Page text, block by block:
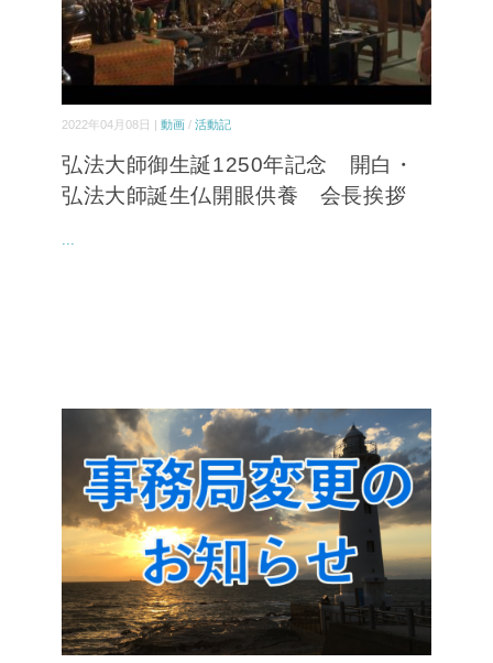
2022年04月08日 | 動画 / 活動記
弘法大師御生誕1250年記念 開白・
弘法大師誕生仏開眼供養 会長挨拶
...